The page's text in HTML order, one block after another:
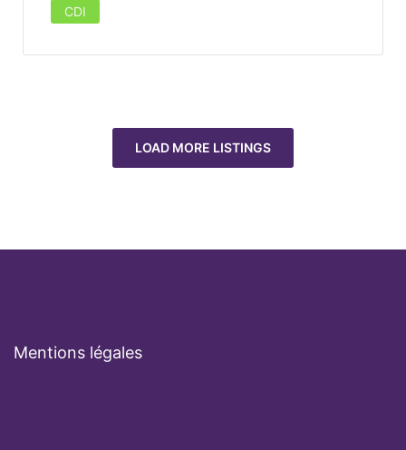
CDI
LOAD MORE LISTINGS
Mentions légales